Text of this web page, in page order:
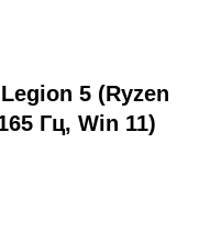
5 (Ryzen
Гц, Win 11)